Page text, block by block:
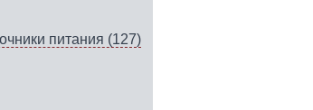
питания (127)